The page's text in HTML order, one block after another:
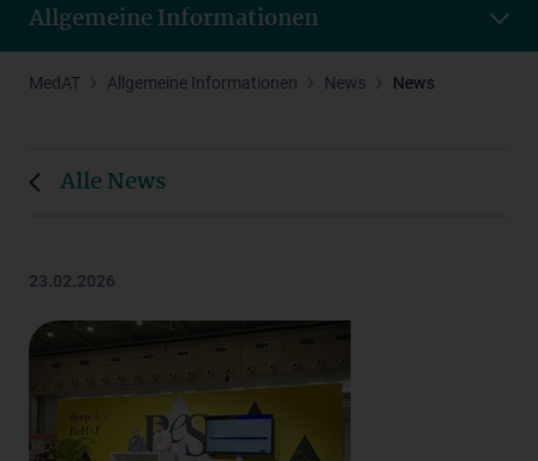
Allgemeine Informationen
MedAT Allgemeine Informationen News News
Alle News
23.02.2026